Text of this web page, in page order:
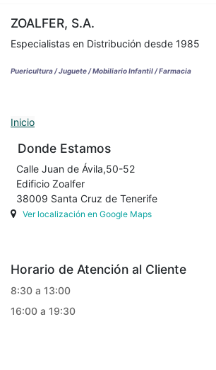
ZOALFER, S.A.
Especialistas en Distribución desde 1985
Puericultura / Juguete / Mobiliario Infantil / Farmacia
Inicio
Donde Estamos
Calle Juan de Ávila,50-52
Edificio Zoalfer
38009 Santa Cruz de Tenerife
Ver localización en Google Maps
Horario de Atención al Cliente
8:30 a 13:00
16:00 a 19:30